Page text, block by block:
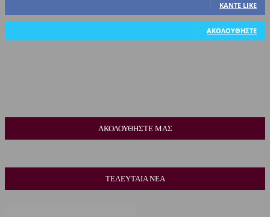
ΚΆΝΤΕ LIKE
ΑΚΟΛΟΥΘΉΣΤΕ
ΑΚΟΛΟΥΘΗΣΤΕ ΜΑΣ
ΤΕΛΕΥΤΑΙΑ ΝΕΑ